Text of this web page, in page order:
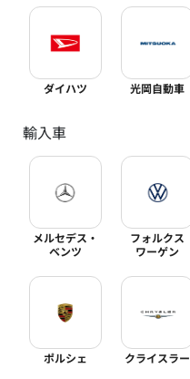
ダイハツ 光岡自動車
輸入車
メルセデス・
ベンツ
フォルクス
ワーゲン
ポルシェ クライスラー